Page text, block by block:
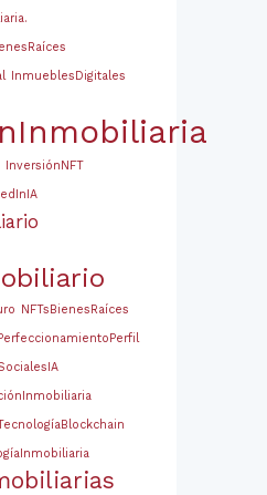
InmueblesDigitales
InversiónNFT
NFTsBienesRaíces